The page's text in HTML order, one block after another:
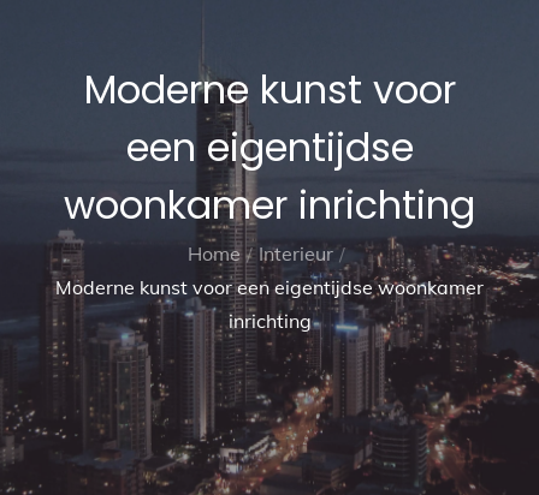
Moderne kunst voor
een eigentijdse
woonkamer inrichting
Home
Interieur
Moderne kunst voor een eigentijdse woonkamer
inrichting